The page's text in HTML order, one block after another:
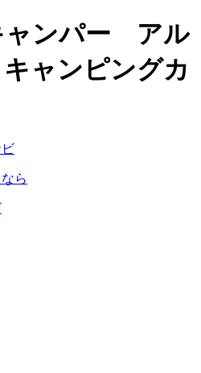
ャンパー アル
キャンピングカ
ら